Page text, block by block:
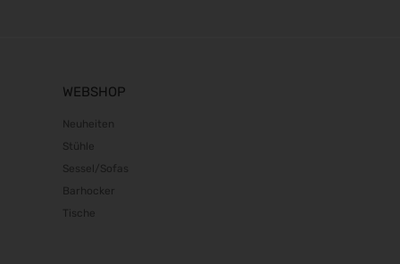
WEBSHOP
Neuheiten
Stühle
Sessel/Sofas
Barhocker
Tische